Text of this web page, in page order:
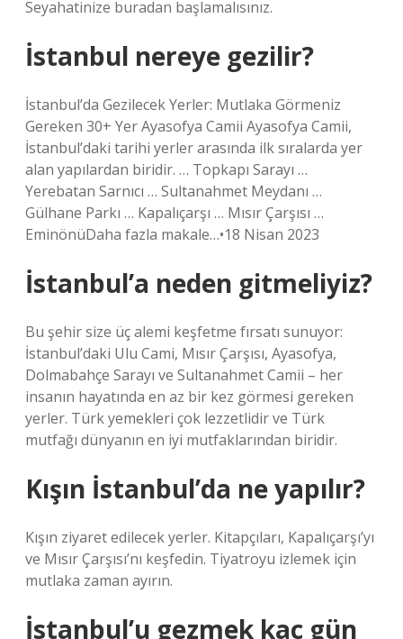
Seyahatinize buradan başlamalısınız.
İstanbul nereye gezilir?
İstanbul’da Gezilecek Yerler: Mutlaka Görmeniz
Gereken 30+ Yer Ayasofya Camii Ayasofya Camii,
İstanbul’daki tarihi yerler arasında ilk sıralarda yer
alan yapılardan biridir. … Topkapı Sarayı …
Yerebatan Sarnıcı … Sultanahmet Meydanı …
Gülhane Parkı … Kapalıçarşı … Mısır Çarşısı …
EminönüDaha fazla makale…•18 Nisan 2023
İstanbul’a neden gitmeliyiz?
Bu şehir size üç alemi keşfetme fırsatı sunuyor:
İstanbul’daki Ulu Cami, Mısır Çarşısı, Ayasofya,
Dolmabahçe Sarayı ve Sultanahmet Camii – her
insanın hayatında en az bir kez görmesi gereken
yerler. Türk yemekleri çok lezzetlidir ve Türk
mutfağı dünyanın en iyi mutfaklarından biridir.
Kışın İstanbul’da ne yapılır?
Kışın ziyaret edilecek yerler. Kitapçıları, Kapalıçarşı’yı
ve Mısır Çarşısı’nı keşfedin. Tiyatroyu izlemek için
mutlaka zaman ayırın.
İstanbul’u gezmek kaç gün